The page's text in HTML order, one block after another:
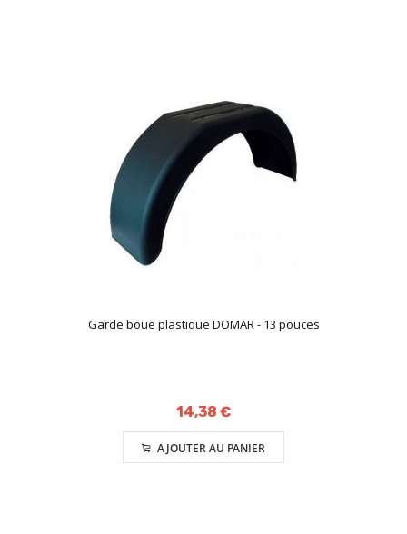
Garde boue plastique DOMAR - 13 pouces
14,38 €
AJOUTER AU PANIER